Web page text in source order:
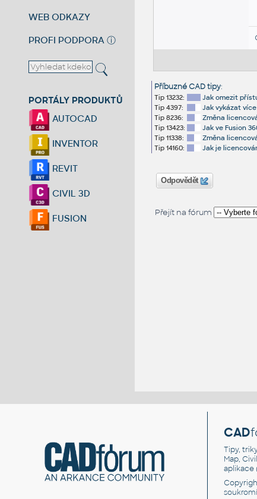
WEB ODKAZY
PROFI PODPORA ⓘ
PORTÁLY PRODUKTŮ
AUTOCAD
INVENTOR
REVIT
CIVIL 3D
FUSION
Příbuzné CAD tipy:
Tip 13232:
Jak omezit
Tip 4397:
Jak vykázat
Tip 8236:
Změna
Tip 13423:
Jak ve Fusion
Tip 11338:
Změna
Tip 14160:
Jak je
Odpovědět
Přejít na fórum
CAD
Tipy,
Map,
aplikace